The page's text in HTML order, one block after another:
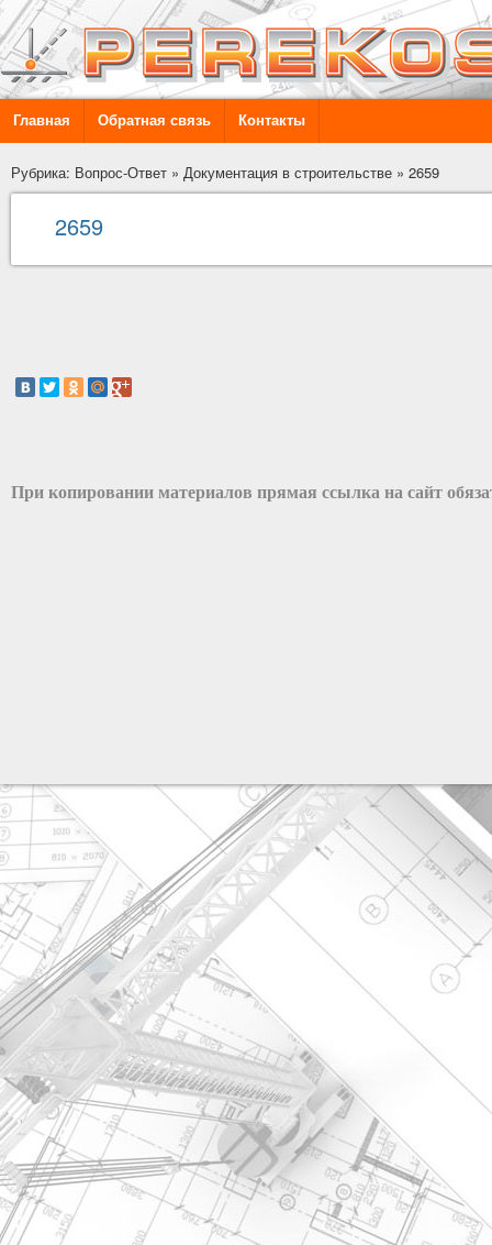
Главная Обратная связь Контакты
Рубрика: Вопрос-Ответ » Документация в строительстве » 2659
2659
При копировании материалов прямая ссылка на сайт